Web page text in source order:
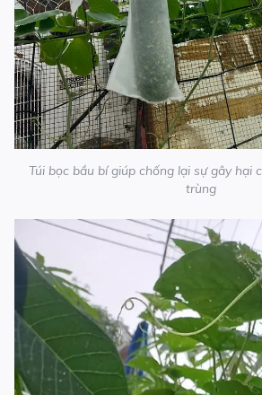
Túi bọc bầu bí giúp chống lại sự gây hại
trùng